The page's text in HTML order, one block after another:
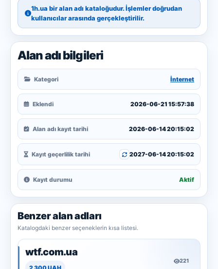
1h.ua bir alan adı kataloğudur. İşlemler doğrudan
kullanıcılar arasında gerçekleştirilir.
Alan adı bilgileri
Kategori İnternet
Eklendi 2026-06-21 15:57:38
Alan adı kayıt tarihi 2026-06-14 20:15:02
Kayıt geçerlilik tarihi 2027-06-14 20:15:02
Kayıt durumu Aktif
Benzer alan adları
Katalogdaki benzer seçeneklerin kısa listesi.
wtf.com.ua
221